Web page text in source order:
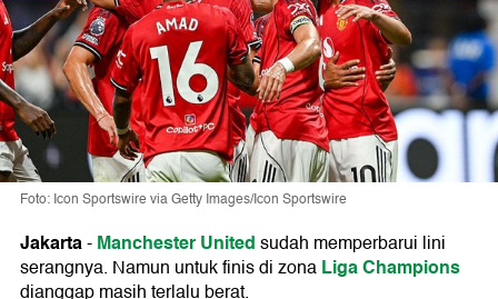
Foto: Icon Sportswire via Getty Images/Icon Sportswire
Jakarta-Manchester Unitedsudah memperbarui lini
serangnya. Namun untuk finis di zonaLiga Champions
dianggap masih terlalu berat.